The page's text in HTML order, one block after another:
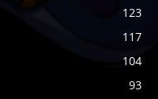
123
117
104
93